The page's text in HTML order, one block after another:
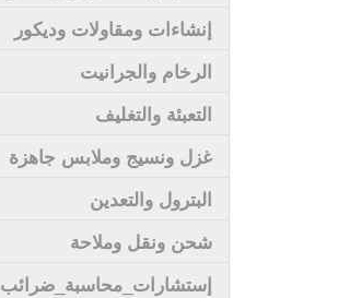
إنشاءات ومقاولات وديكور
الرخام والجرانيت
التعبئة والتغليف
غزل ونسيج وملابس جاهزة
البترول والتعدين
شحن ونقل وملاحة
إستشارات_محاسبة_ضرائب